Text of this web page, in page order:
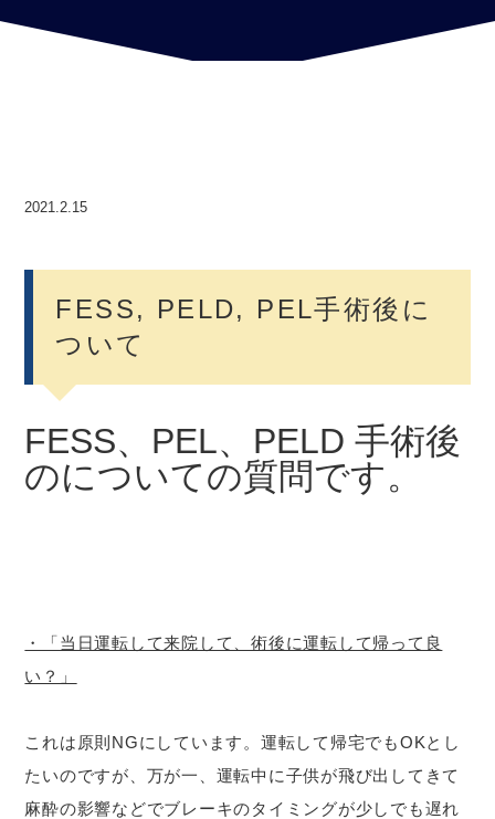
2021.2.15
FESS, PELD, PEL手術後に
ついて
FESS、PEL、PELD 手術後
のについての質問です。
・「当日運転して来院して、術後に運転して帰って良
い？」
これは原則NGにしています。運転して帰宅でもOKとし
たいのですが、万が一、運転中に子供が飛び出してきて
麻酔の影響などでブレーキのタイミングが少しでも遅れ